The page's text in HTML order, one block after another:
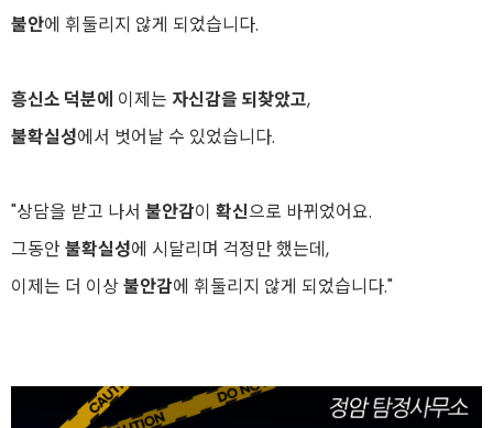
불안에 휘둘리지 않게 되었습니다.
흥신소 덕분에 이제는 자신감을 되찾았고,
불확실성에서 벗어날 수 있었습니다.
"상담을 받고 나서 불안감이 확신으로 바뀌었어요.
그동안불확실성에 시달리며 걱정만 했는데,
이제는 더 이상불안감에 휘둘리지 않게 되었습니다."